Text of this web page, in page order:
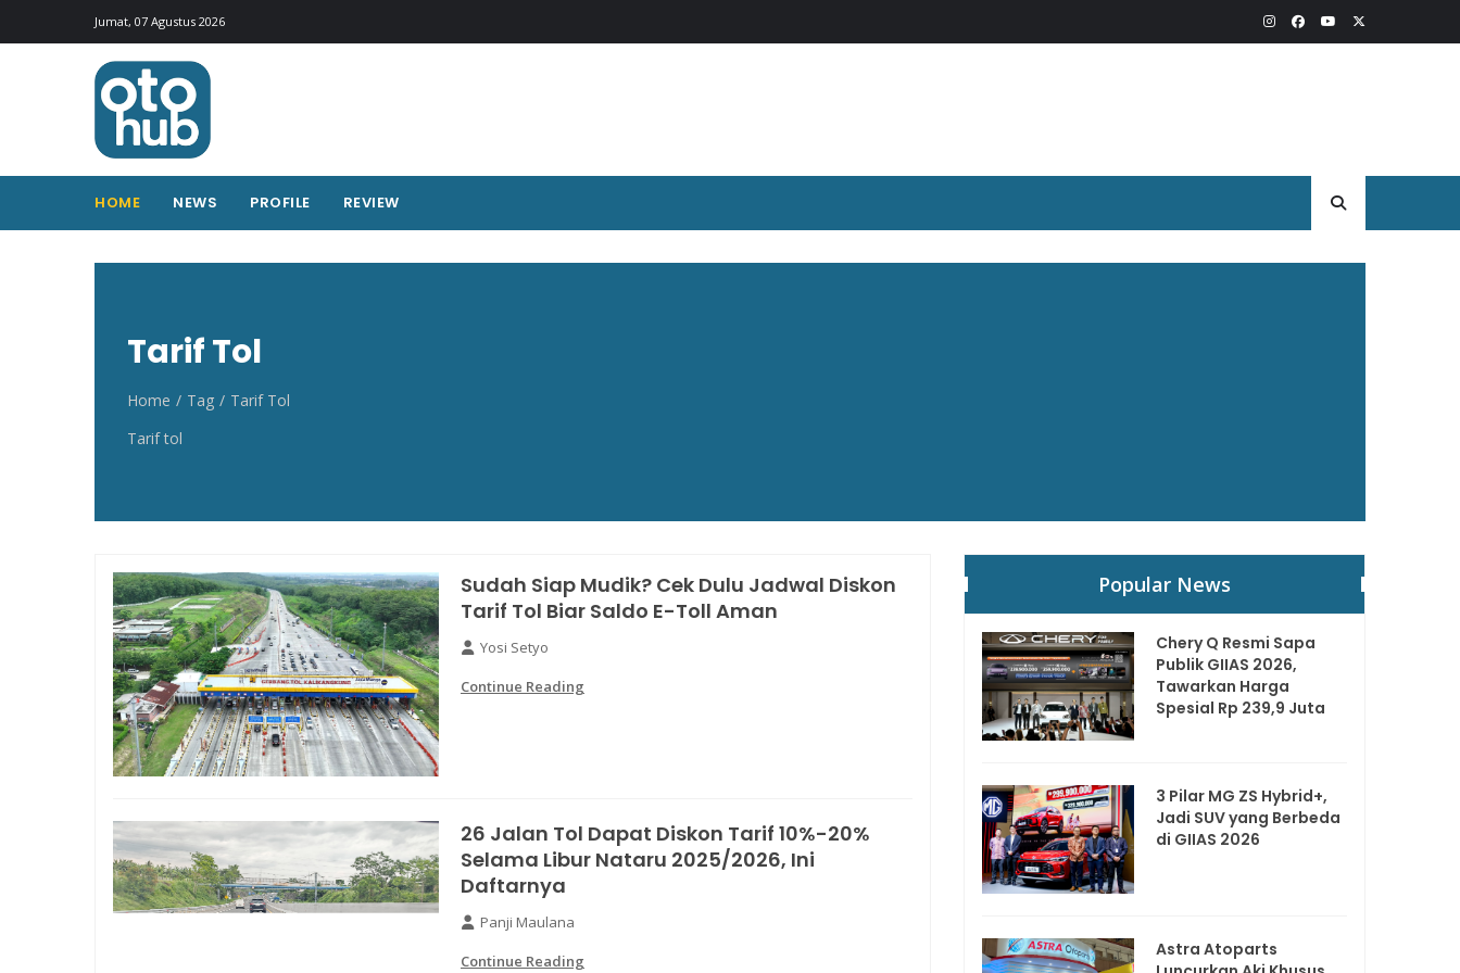
Jumat, 07 Agustus 2026
HOME NEWS PROFILE REVIEW
Otohub.co
Portal berita otomotif Indonesia terkini
Tarif Tol
Home Tag
Tarif Tol
Tarif tol
Sudah Siap Mudik? Cek Dulu Jadwal Diskon
Tarif Tol Biar Saldo E-Toll Aman
Yosi Setyo
Continue Reading
26 Jalan Tol Dapat Diskon Tarif 10%-20%
Selama Libur Nataru 2025/2026, Ini
Daftarnya
Panji Maulana
Continue Reading
Popular News
Chery Q Resmi Sapa
Publik GIIAS 2026,
Tawarkan Harga
Spesial Rp 239,9 Juta
3 Pilar MG ZS Hybrid+,
Jadi SUV yang Berbeda
di GIIAS 2026
Astra Atoparts